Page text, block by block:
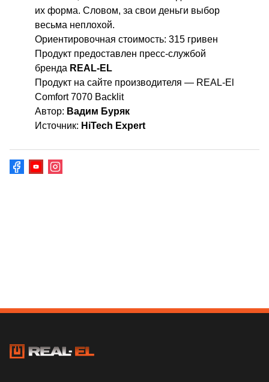
их форма. Словом, за свои деньги выбор
весьма неплохой.
Ориентировочная стоимость: 315 гривен
Продукт предоставлен пресс-службой
бренда REAL-EL
Продукт на сайте производителя — REAL-El
Comfort 7070 Backlit
Автор: Вадим Буряк
Источник: HiTech Expert